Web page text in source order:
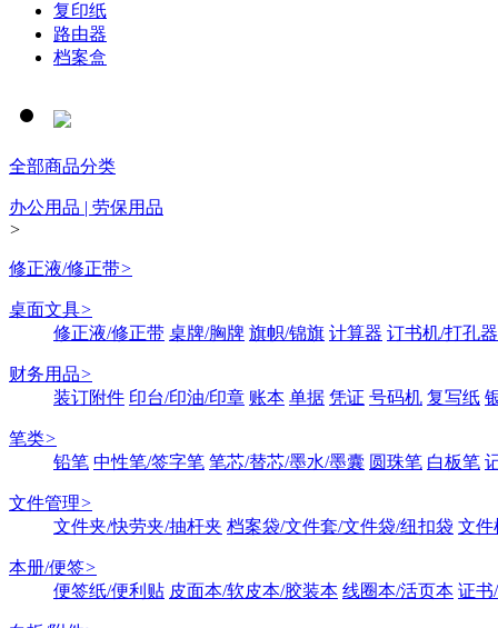
复印纸
路由器
档案盒
全部商品分类
办公用品 | 劳保用品
>
修正液/修正带>
桌面文具>
修正液/修正带 桌牌/胸牌 旗帜/锦旗 计算器 订书机/打孔器
财务用品>
装订附件 印台/印油/印章 账本 单据 凭证 号码机 复写纸
笔类>
铅笔 中性笔/签字笔 笔芯/替芯/墨水/墨囊 圆珠笔 白板笔
文件管理>
文件夹/快劳夹/抽杆夹 档案袋/文件套/文件袋/纽扣袋 文件
本册/便签>
便签纸/便利贴 皮面本/软皮本/胶装本 线圈本/活页本 证书